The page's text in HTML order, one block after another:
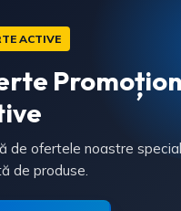
ACTIVE
de ofertele noastre
de produse.